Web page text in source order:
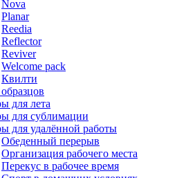
Nova
Planar
Reedia
Reflector
Reviver
Welcome pack
Квилти
для лета
для сублимации
для удалённой работы
Обеденный перерыв
Организация рабочего места
Перекус в рабочее время